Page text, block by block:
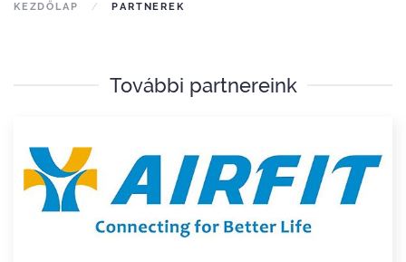
KEZDŐLAP PARTNEREK
További partnereink